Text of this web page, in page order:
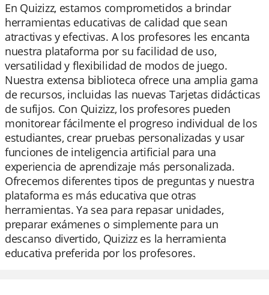
En Quizizz, estamos comprometidos a brindar
herramientas educativas de calidad que sean
atractivas y efectivas. A los profesores les encanta
nuestra plataforma por su facilidad de uso,
versatilidad y flexibilidad de modos de juego.
Nuestra extensa biblioteca ofrece una amplia gama
de recursos, incluidas las nuevas Tarjetas didácticas
de sufijos. Con Quizizz, los profesores pueden
monitorear fácilmente el progreso individual de los
estudiantes, crear pruebas personalizadas y usar
funciones de inteligencia artificial para una
experiencia de aprendizaje más personalizada.
Ofrecemos diferentes tipos de preguntas y nuestra
plataforma es más educativa que otras
herramientas. Ya sea para repasar unidades,
preparar exámenes o simplemente para un
descanso divertido, Quizizz es la herramienta
educativa preferida por los profesores.